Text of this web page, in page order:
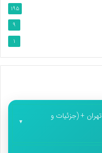
195
9
1
بهترین کلینیک های زیبایی در منطقه 1 تهران + (جزئیات و